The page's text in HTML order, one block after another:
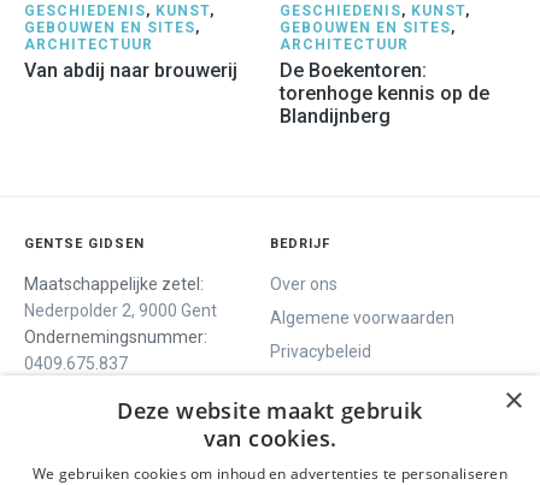
GESCHIEDENIS, KUNST,
GEBOUWEN EN SITES,
ARCHITECTUUR
Van abdij naar brouwerij
GESCHIEDENIS, KUNST,
GEBOUWEN EN SITES,
ARCHITECTUUR
De Boekentoren:
torenhoge kennis op de
Blandijnberg
GENTSE GIDSEN
Maatschappelijke zetel:
Nederpolder 2, 9000 Gent
Ondernemingsnummer:
0409.675.837
BEDRIJF
Over ons
Algemene voorwaarden
Privacybeleid
ONS AANBOD SOCIALS
×
Deze website maakt gebruik
van cookies.
We gebruiken cookies om inhoud en advertenties te personaliseren